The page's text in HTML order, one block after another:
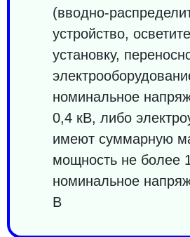
(вводно-
устройство,
установку,
номинальное
0,4 кВ, либо
имеют суммарную
мощность не более
номинальное
В